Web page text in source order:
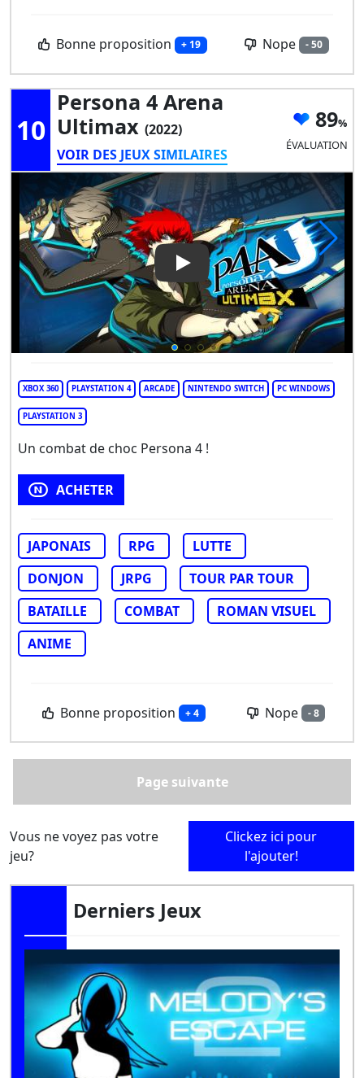
Bonne proposition + 19 Nope - 50
10
Persona 4 Arena
Ultimax (2022)
VOIR DES JEUX SIMILAIRES
89
ÉVALUATION
Play Video: Persona 4 Arena
XBOX 360 PLAYSTATION 4 ARCADE NINTENDO SWITCH PC WINDOWS
PLAYSTATION 3
Un combat de choc Persona 4 !
ACHETER
JAPONAIS RPG
LUTTE
DONJON
JRPG
TOUR PAR TOUR
BATAILLE
COMBAT
ROMAN VISUEL
ANIME
Bonne proposition + 4 Nope - 8
Page suivante
Vous ne voyez pas votre
jeu?
Clickez ici pour
l'ajouter!
Derniers Jeux